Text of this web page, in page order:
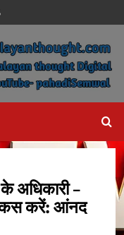
अधिकारी –
करें: आंनद